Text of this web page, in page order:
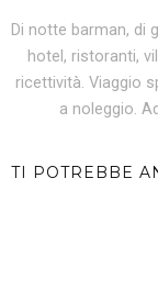
Di notte barman, di
hotel, ristoranti,
ricettività. Viaggio
a noleggio.
TI POTREBBE